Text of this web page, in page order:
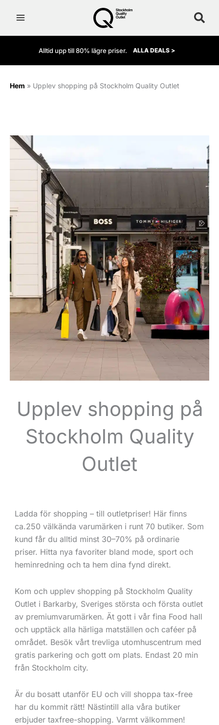
Alltid upp till 80% lägre priser. ALLA DEALS >
Hem » Upplev shopping på Stockholm Quality Outlet
Upplev shopping på
Stockholm Quality
Outlet
Ladda för shopping – till outletpriser! Här finns
ca.250 välkända varumärken i runt 70 butiker. Som
kund får du alltid minst 30–70% på ordinarie
priser. Hitta nya favoriter bland mode, sport och
heminredning och ta hem dina fynd direkt.
Kom och upplev shopping på Stockholm Quality
Outlet i Barkarby, Sveriges största och första outlet
av premiumvarumärken. Ät gott i vår fina Food hall
och upptäck alla härliga matställen och caféer på
området. Besök vårt trevliga utomhuscentrum med
gratis parkering och gott om plats. Endast 20 min
från Stockholm city.
Är du bosatt utanför EU och vill shoppa tax-free
har du kommit rätt! Nästintill alla våra butiker
erbjuder taxfree-shopping. Varmt välkommen!